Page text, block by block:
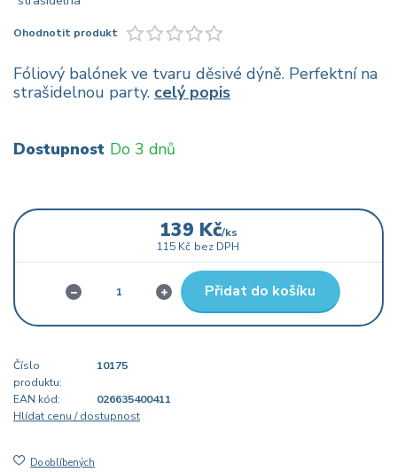
Ohodnotit produkt
Fóliový balónek ve tvaru děsivé dýně. Perfektní na
strašidelnou party. celý popis
Dostupnost Do 3 dnů
139 Kč/ks
115 Kč bez DPH
Přidat do košíku
Číslo
produktu:
10175
EAN kód:
026635400411
Hlídat cenu / dostupnost
Do oblíbených